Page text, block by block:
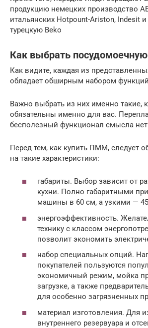
продукцию немецких производство
итальянских Hotpount-Ariston, Indesit и
турецкую Beko
Как выбрать
Как видите, каждая из
обладает обширным набором функций
Важно выбрать из них именно такие,
обязательны именно для вас.
бесполезный функционал смысла нет
Перед тем, как купить ПММ, следует
на такие характеристики:
габариты. Выбор зависит от
кухни. Полно габаритными
машины в 60 см, а узкими —
энергоэффективность.
технику с классом
позволит экономить
набор специальных опций.
покупателей пользуются
экономичный режим, мойка
загрузке, а также
для особенно загрязненных
материал изготовления. Для
внутреннего резервуара и